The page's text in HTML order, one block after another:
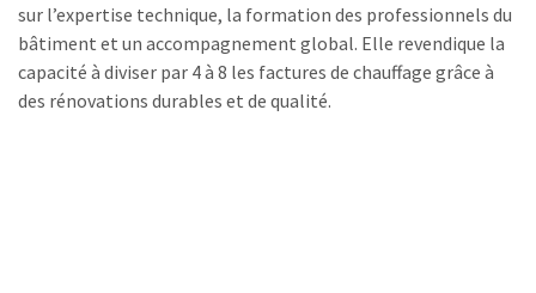
sur l’expertise technique, la formation des professionnels du
bâtiment et un accompagnement global. Elle revendique la
capacité à diviser par 4 à 8 les factures de chauffage grâce à
des rénovations durables et de qualité.